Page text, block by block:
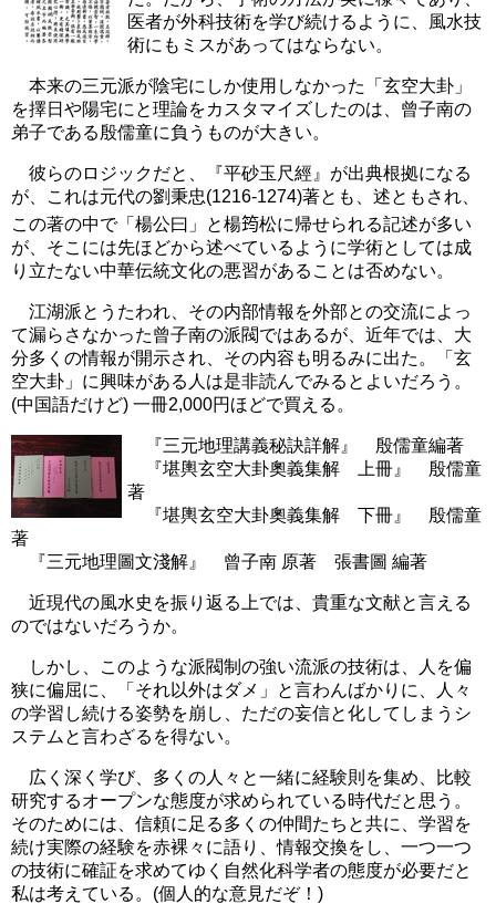
医者が外科技術を学び続けるように、風水技
術にもミスがあってはならない。
本来の三元派が陰宅にしか使用しなかった「玄空大卦」
を擇日や陽宅にと理論をカスタマイズしたのは、曾子南の
弟子である殷儒童に負うものが大きい。
彼らのロジックだと、『平砂玉尺經』が出典根拠になる
が、これは元代の劉秉忠(1216-1274)著とも、述ともされ、
この著の中で「楊公曰」と楊筠松に帰せられる記述が多い
が、そこには先ほどから述べているように学術としては成
り立たない中華伝統文化の悪習があることは否めない。
江湖派とうたわれ、その内部情報を外部との交流によっ
て漏らさなかった曾子南の派閥ではあるが、近年では、大
分多くの情報が開示され、その内容も明るみに出た。「玄
空大卦」に興味がある人は是非読んでみるとよいだろう。
(中国語だけど) 一冊2,000円ほどで買える。
『三元地理講義秘訣詳解』 殷儒童編著
『堪輿玄空大卦奧義集解 上冊』 殷儒童
著
『堪輿玄空大卦奧義集解 下冊』 殷儒童
著
『三元地理圖文淺解』 曾子南 原著 張書圖 編著
近現代の風水史を振り返る上では、貴重な文献と言える
のではないだろうか。
しかし、このような派閥制の強い流派の技術は、人を偏
狭に偏屈に、「それ以外はダメ」と言わんばかりに、人々
の学習し続ける姿勢を崩し、ただの妄信と化してしまうシ
ステムと言わざるを得ない。
広く深く学び、多くの人々と一緒に経験則を集め、比較
研究するオープンな態度が求められている時代だと思う。
そのためには、信頼に足る多くの仲間たちと共に、学習を
続け実際の経験を赤裸々に語り、情報交換をし、一つ一つ
の技術に確証を求めてゆく自然化科学者の態度が必要だと
私は考えている。(個人的な意見だぞ！)